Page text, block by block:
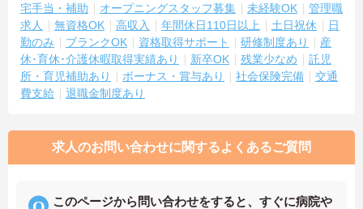
宅手当・補助
オープニングスタッフ募集 未経験OK
管理職
求人
無資格OK 高収入 年間休日110日以上 土日祝休
日
勤のみ
ブランクOK 資格取得サポート 研修制度あり
産
休･育休･介護休暇取得実績あり
新卒OK 残業少なめ
託児
所・育児補助あり
ボーナス・賞与あり 社会保険完備
交通
費支給
退職金制度あり
求人のお問い合わせに関するよくあるご質問
このページから問い合わせをすると、すぐに病院や